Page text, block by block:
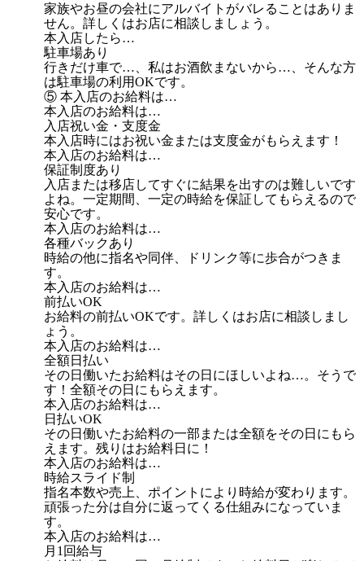
家族やお昼の会社にアルバイトがバレることはありま
せん。詳しくはお店に相談しましょう。
本入店したら…
駐車場あり
行きだけ車で…、私はお酒飲まないから…、そんな方
は駐車場の利用OKです。
⑤ 本入店のお給料は…
本入店のお給料は…
入店祝い金・支度金
本入店時にはお祝い金または支度金がもらえます！
本入店のお給料は…
保証制度あり
入店または移店してすぐに結果を出すのは難しいです
よね。一定期間、一定の時給を保証してもらえるので
安心です。
本入店のお給料は…
各種バックあり
時給の他に指名や同伴、ドリンク等に歩合がつきま
す。
本入店のお給料は…
前払いOK
お給料の前払いOKです。詳しくはお店に相談しまし
ょう。
本入店のお給料は…
全額日払い
その日働いたお給料はその日にほしいよね…。そうで
す！全額その日にもらえます。
本入店のお給料は…
日払いOK
その日働いたお給料の一部または全額をその日にもら
えます。残りはお給料日に！
本入店のお給料は…
時給スライド制
指名本数や売上、ポイントにより時給が変わります。
頑張った分は自分に返ってくる仕組みになっていま
す。
本入店のお給料は…
月1回給与